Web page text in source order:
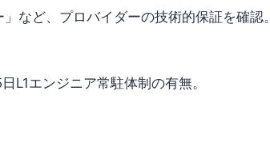
など、プロバイダーの技術的保証を確認。
エンジニア常駐体制の有無。